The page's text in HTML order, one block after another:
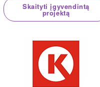
Skaityti įgyvendintą
projektą